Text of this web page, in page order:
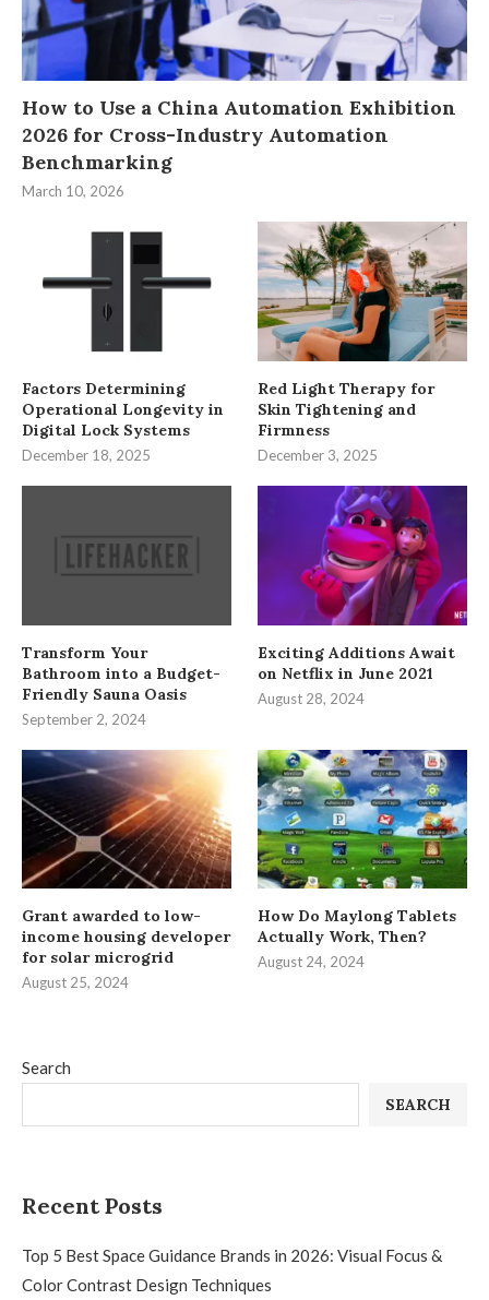
Search
SEARCH
Recent Posts
Top 5 Best Space Guidance Brands in 2026: Visual Focus &
Color Contrast Design Techniques
How to Use a China Automation Exhibition
2026 for Cross-Industry Automation
Benchmarking
March 10, 2026
Factors Determining
Operational Longevity in
Digital Lock Systems
December 18, 2025
Red Light Therapy for
Skin Tightening and
Firmness
December 3, 2025
Transform Your
Bathroom into a Budget-
Friendly Sauna Oasis
September 2, 2024
Exciting Additions Await
on Netflix in June 2021
August 28, 2024
Grant awarded to low-
income housing developer
for solar microgrid
August 25, 2024
How Do Maylong Tablets
Actually Work, Then?
August 24, 2024